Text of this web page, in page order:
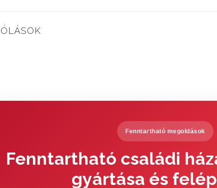
Fenntartható megoldások
Fenntartható családi
gyártása és